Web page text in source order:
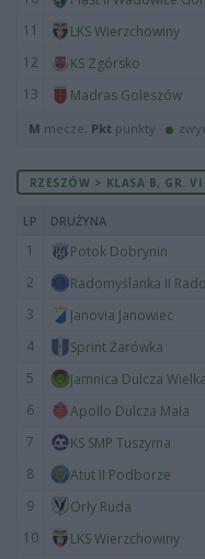
11
LKS Wierzchowiny
12
KS Zgórsko
13
Madras Goleszów
M mecze, Pkt punkty ·
RZESZÓW > KLASA B, GR. VI
LP DRUŻYNA
1 Potok Dobrynin
2
Radomyślanka II
3
Janovia Janowiec
4
Sprint Żarówka
5
Jamnica Dulcza Wielka
6
Apollo Dulcza Mała
7
KS SMP Tuszyma
8
Atut II Podborze
9
Orły Ruda
10
LKS Wierzchowiny